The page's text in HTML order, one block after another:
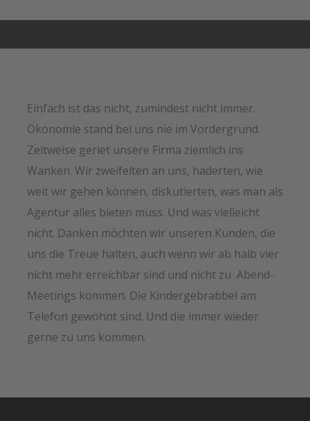
Einfach ist das nicht, zumindest nicht immer.
Ökonomie stand bei uns nie im Vordergrund.
Zeitweise geriet unsere Firma ziemlich ins
Wanken. Wir zweifelten an uns, haderten, wie
weit wir gehen können, diskutierten, was man als
Agentur alles bieten muss. Und was vielleicht
nicht. Danken möchten wir unseren Kunden, die
uns die Treue halten, auch wenn wir ab halb vier
nicht mehr erreichbar sind und nicht zu Abend-
Meetings kommen. Die Kindergebrabbel am
Telefon gewöhnt sind. Und die immer wieder
gerne zu uns kommen.